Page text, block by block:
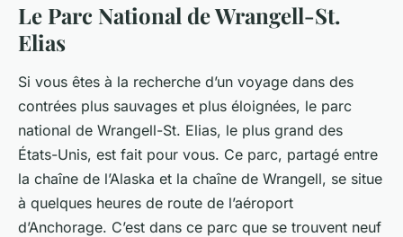
Le Parc National de Wrangell-St.
Elias
Si vous êtes à la recherche d’un voyage dans des
contrées plus sauvages et plus éloignées, le parc
national de Wrangell-St. Elias, le plus grand des
États-Unis, est fait pour vous. Ce parc, partagé entre
la chaîne de l’Alaska et la chaîne de Wrangell, se situe
à quelques heures de route de l’aéroport
d’Anchorage. C’est dans ce parc que se trouvent neuf